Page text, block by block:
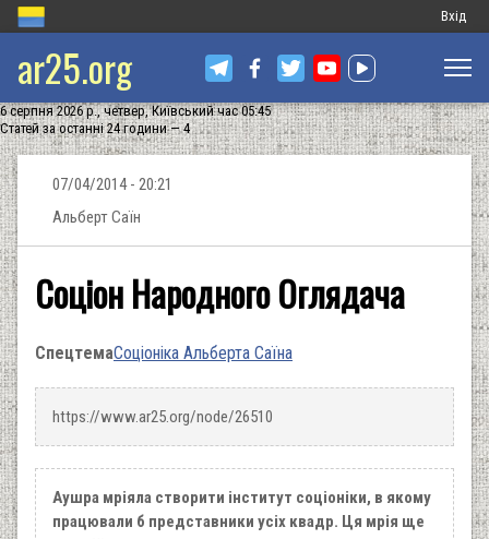
Меню
запису
Вхід
ar25.org
6 серпня 2026 р., четвер, Київський час 05:45
Статей за останні 24 години — 4
07/04/2014 - 20:21
Альберт Саїн
Соціон Народного Оглядача
СпецтемаСоціоніка Альберта Саїна
https://www.ar25.org/node/26510
Аушра мріяла створити інститут соціоніки, в якому
працювали б представники усіх квадр. Ця мрія ще